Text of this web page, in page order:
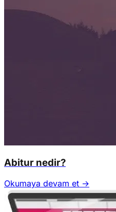
Abitur nedir?
Okumaya devam et →